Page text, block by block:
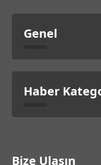
Genel
Haber
Bize Ulaşın